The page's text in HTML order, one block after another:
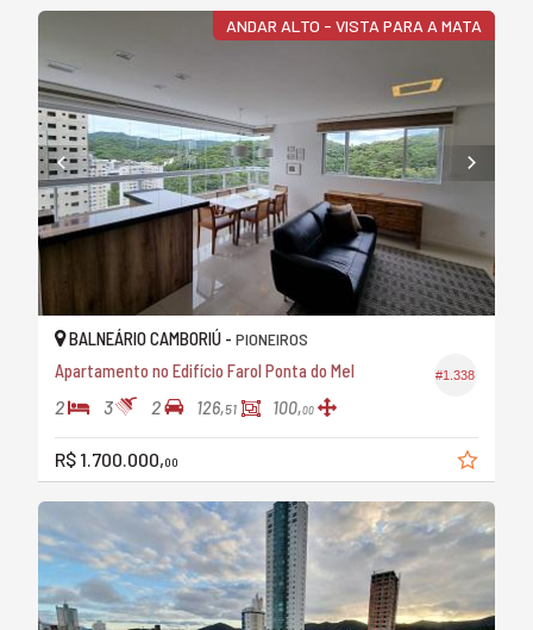
ANDAR ALTO - VISTA PARA A MATA
#1.338
BALNEÁRIO CAMBORIÚ - PIONEIROS
Apartamento no Edifício Farol Ponta do Mel
2 3 2 126,51 100,00
R$ 1.700.000,00